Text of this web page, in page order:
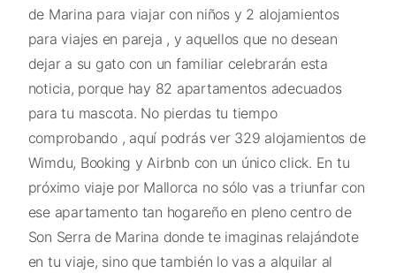
de Marina para viajar con niños y 2 alojamientos
para viajes en pareja , y aquellos que no desean
dejar a su gato con un familiar celebrarán esta
noticia, porque hay 82 apartamentos adecuados
para tu mascota. No pierdas tu tiempo
comprobando , aquí podrás ver 329 alojamientos de
Wimdu, Booking y Airbnb con un único click. En tu
próximo viaje por Mallorca no sólo vas a triunfar con
ese apartamento tan hogareño en pleno centro de
Son Serra de Marina donde te imaginas relajándote
en tu viaje, sino que también lo vas a alquilar al